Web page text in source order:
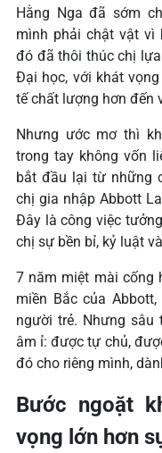
Hằng Nga đã sớm
mình phải chật vật vì
đó đã thôi thúc chị
Đại học, với khát
tế chất lượng hơn đến
Nhưng ước mơ thì
trong tay không vốn
bắt đầu lại từ những
chị gia nhập Abbott
Đây là công việc
chị sự bền bỉ, kỷ luật
7 năm miệt mài cống
miền Bắc của
người trẻ. Nhưng sâu
âm ỉ: được tự chủ,
đó cho riêng mình,
Bước ngoặt
vọng lớn hơn